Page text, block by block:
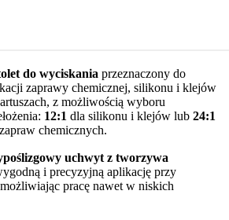
do wyciskania przeznaczony do
zaprawy chemicznej, silikonu i klejów
z możliwością wyboru
12:1 dla silikonu i klejów lub24:1
chemicznych.
uchwyt z tworzywa
i precyzyjną aplikację przy
pracę nawet w niskich